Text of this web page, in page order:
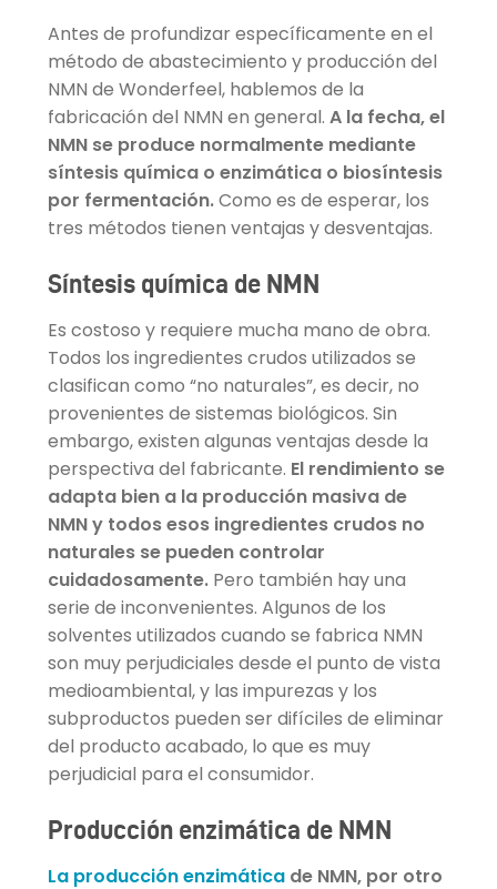
Antes de profundizar específicamente en el
método de abastecimiento y producción del
NMN de Wonderfeel, hablemos de la
fabricación del NMN en general. A la fecha, el
NMN se produce normalmente mediante
síntesis química o enzimática o biosíntesis
por fermentación.Como es de esperar, los
tres métodos tienen ventajas y desventajas.
Síntesis química de NMN
Es costoso y requiere mucha mano de obra.
Todos los ingredientes crudos utilizados se
clasifican como “no naturales”, es decir, no
provenientes de sistemas biológicos. Sin
embargo, existen algunas ventajas desde la
perspectiva del fabricante. El rendimiento se
adapta bien a la producción masiva de
NMN y todos esos ingredientes crudos no
naturales se pueden controlar
cuidadosamente.Pero también hay una
serie de inconvenientes. Algunos de los
solventes utilizados cuando se fabrica NMN
son muy perjudiciales desde el punto de vista
medioambiental, y las impurezas y los
subproductos pueden ser difíciles de eliminar
del producto acabado, lo que es muy
perjudicial para el consumidor.
Producción enzimática de NMN
La producción enzimáticade NMN, por otro